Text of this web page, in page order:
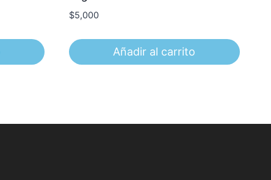
$5,000
Añadir al carrito